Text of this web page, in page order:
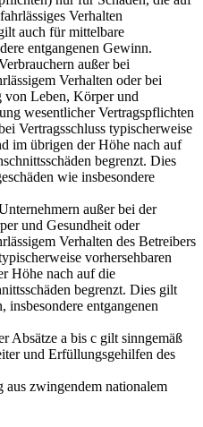
Verhalten
auch für mittelbare
entgangenen Gewinn.
außer bei
Verhalten oder bei
von Leben, Körper und
wesentlicher Vertragspflichten
Vertragsschluss typischerweise
im übrigen der Höhe nach auf
begrenzt. Dies
wie insbesondere
außer bei der
und Gesundheit oder
Verhalten des Betreibers
vorhersehbaren
Höhe nach auf die
begrenzt. Dies gilt
insbesondere entgangenen
Absätze a bis c gilt sinngemäß
und Erfüllungsgehilfen des
zwingendem nationalem